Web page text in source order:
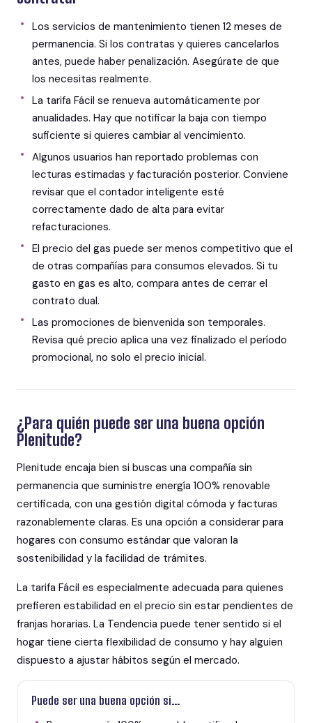
Los servicios de mantenimiento tienen 12 meses de
permanencia. Si los contratas y quieres cancelarlos
antes, puede haber penalización. Asegúrate de que
los necesitas realmente.
La tarifa Fácil se renueva automáticamente por
anualidades. Hay que notificar la baja con tiempo
suficiente si quieres cambiar al vencimiento.
Algunos usuarios han reportado problemas con
lecturas estimadas y facturación posterior. Conviene
revisar que el contador inteligente esté
correctamente dado de alta para evitar
refacturaciones.
El precio del gas puede ser menos competitivo que el
de otras compañías para consumos elevados. Si tu
gasto en gas es alto, compara antes de cerrar el
contrato dual.
Las promociones de bienvenida son temporales.
Revisa qué precio aplica una vez finalizado el período
promocional, no solo el precio inicial.
¿Para quién puede ser una buena opción
Plenitude?
Plenitude encaja bien si buscas una compañía sin
permanencia que suministre energía 100% renovable
certificada, con una gestión digital cómoda y facturas
razonablemente claras. Es una opción a considerar para
hogares con consumo estándar que valoran la
sostenibilidad y la facilidad de trámites.
La tarifa Fácil es especialmente adecuada para quienes
prefieren estabilidad en el precio sin estar pendientes de
franjas horarias. La Tendencia puede tener sentido si el
hogar tiene cierta flexibilidad de consumo y hay alguien
dispuesto a ajustar hábitos según el mercado.
Puede ser una buena opción si...